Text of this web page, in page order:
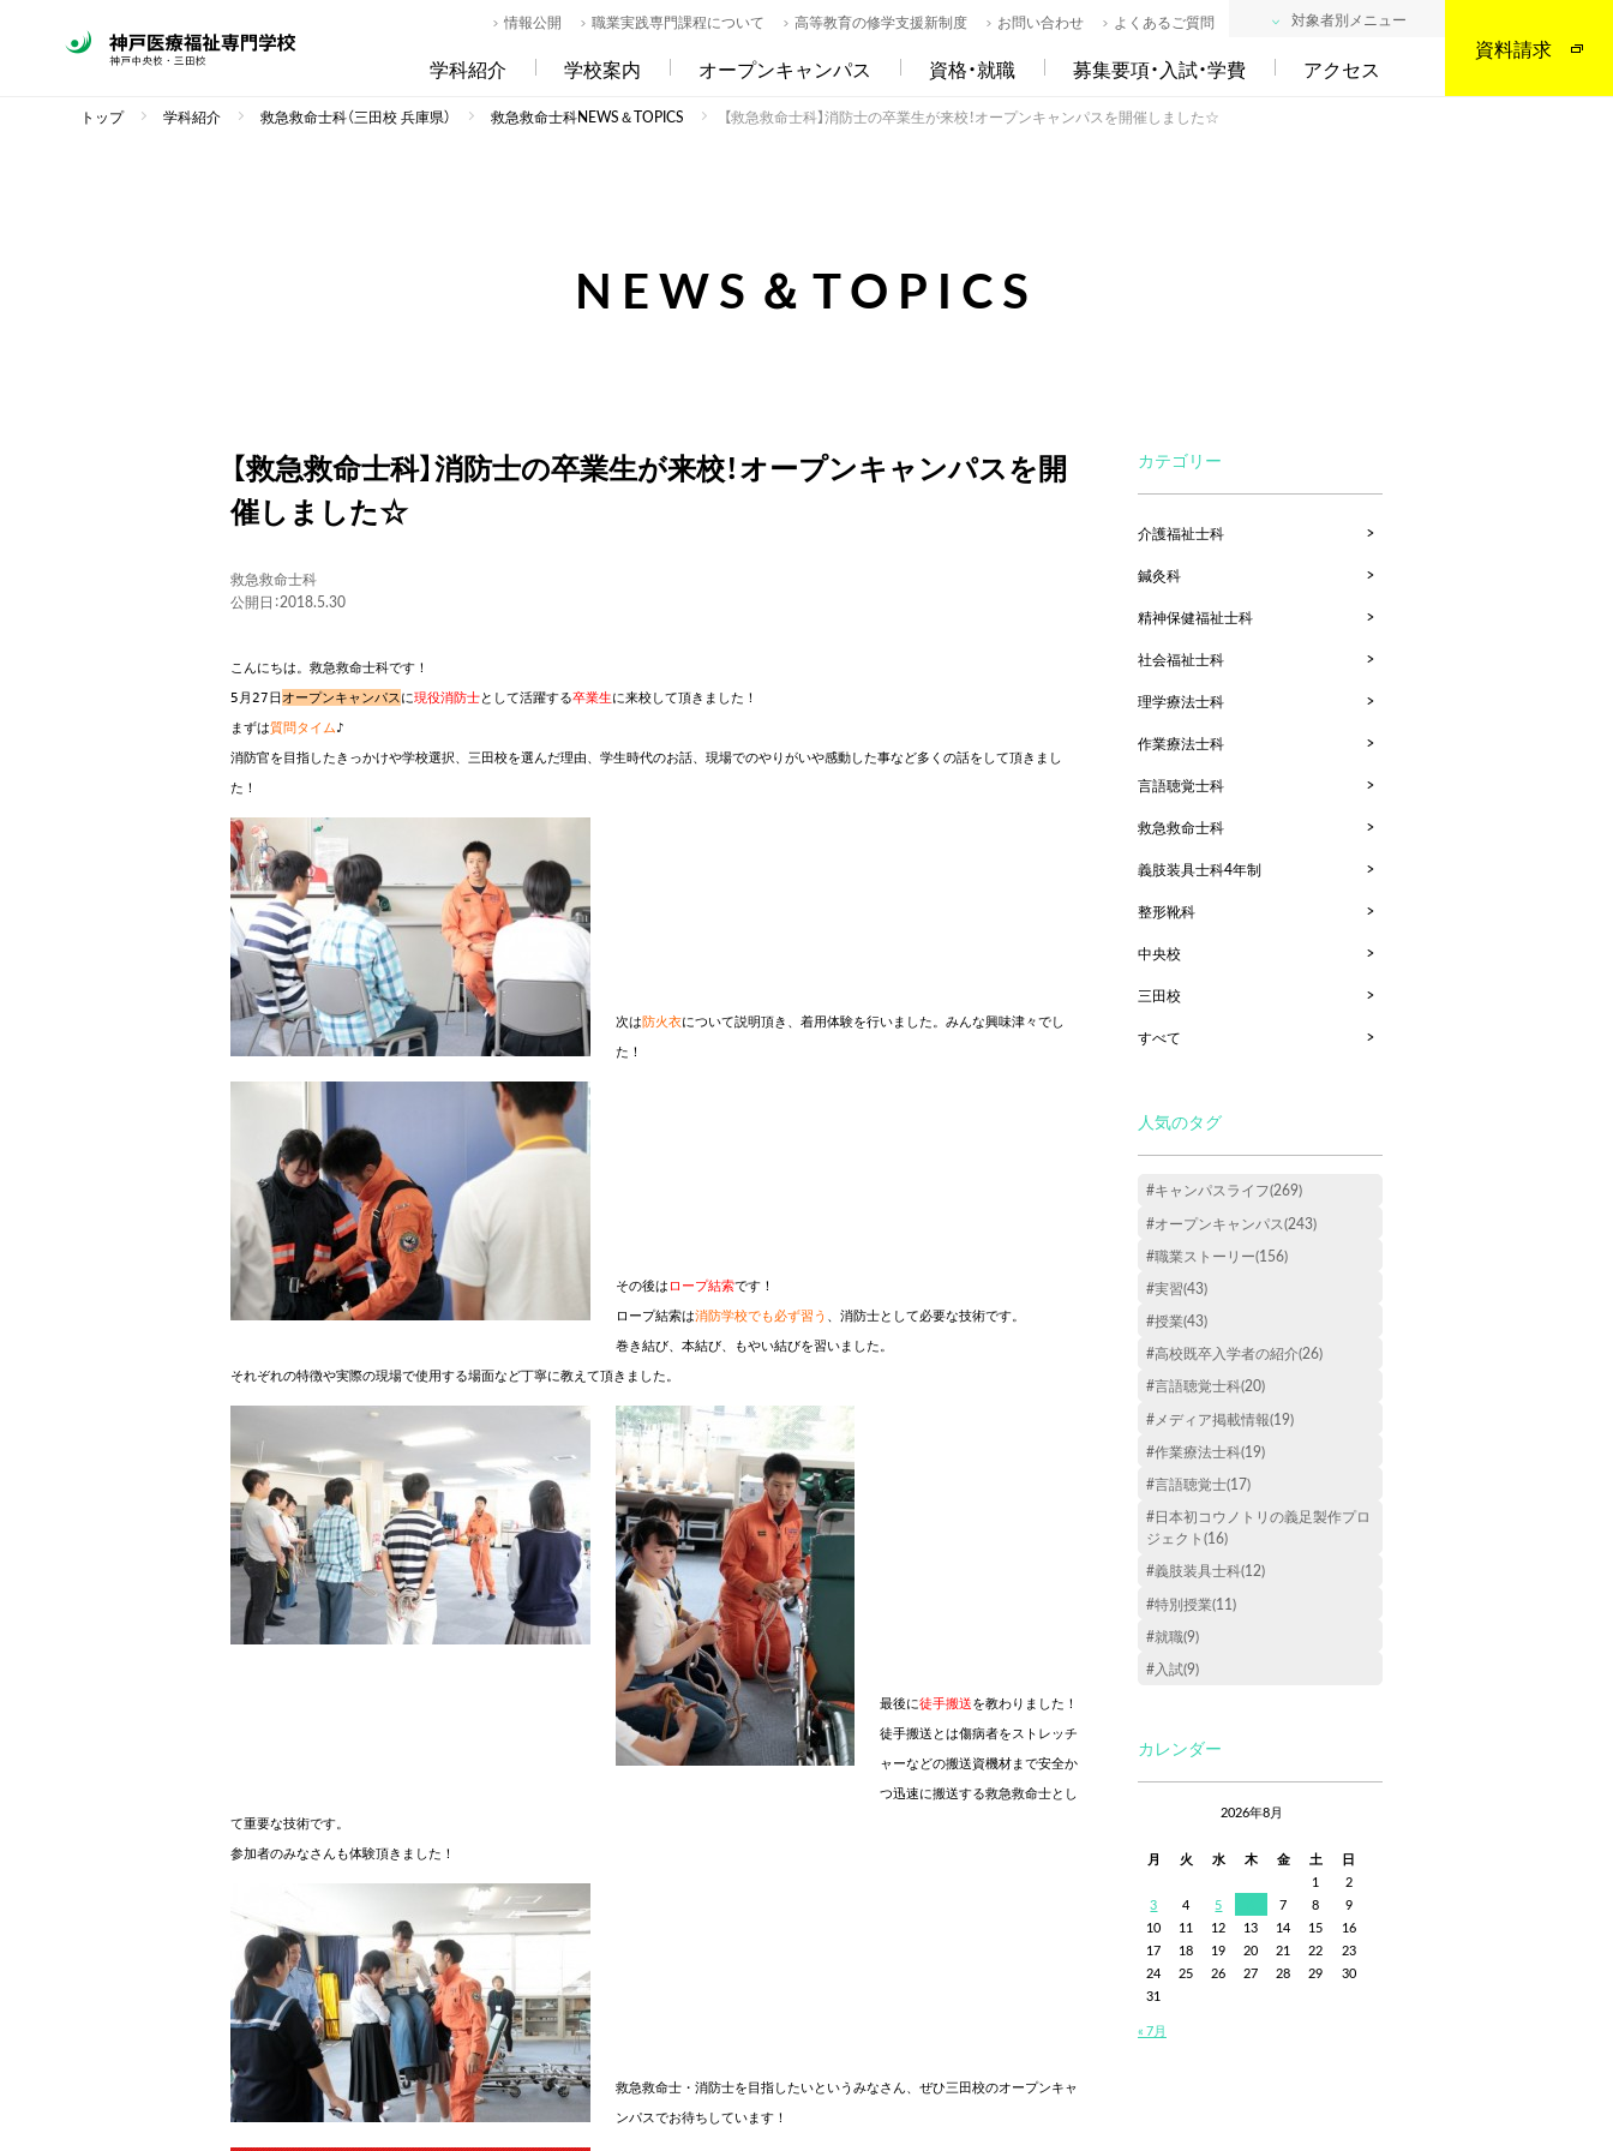
資料請求
学科紹介 学校案内 オープンキャンパス 資格・就職 募集要項・入試・学費 アクセス
情報公開 職業実践専門課程について 高等教育の修学支援新制度 お問い合わせ よくあるご質問 対象者別メニュー
トップ 学科紹介 救急救命士科（三田校 兵庫県） 救急救命士科NEWS＆TOPICS 【救急救命士科】消防士の卒業生が来校！オープンキャンパスを開催しました☆
NEWS＆TOPICS
【救急救命士科】消防士の卒業生が来校！オープンキャンパスを開
催しました☆
救急救命士科
公開日：2018.5.30
こんにちは。救急救命士科です！
5 月27日 オープンキャンパス に現役消防士として活躍する卒業生に来校して頂きました！
まずは質問タイム♪
消防官を目指したきっかけや学校選択、三田校を選んだ理由、学生時代のお話、現場でのやりがいや感動した事など多くの話をして頂きまし
た！
次は防火衣について説明頂き、着用体験を行いました。みんな興味津々でし
た！
その後は ロープ結索です！
ロープ結索は消防学校でも必ず習う
、消防士として必要な技術です。
巻き結び、本結び、もやい結びを習いました。
それぞれの特徴や実際の現場で使用する場面など丁寧に教えて頂きました。
最後に徒手搬送を教わりました！
徒手搬送とは傷病者をストレッチ
ャーなどの搬送資機材まで安全か
つ迅速に搬送する救急救命士とし
て重要な技術です。
参加者のみなさんも体験頂きました！
救急救命士・消防士を目指したいというみなさん、ぜひ三田校のオープンキャ
ンパスでお待ちしています！
カテゴリー
介護福祉士科
鍼灸科
精神保健福祉士科
社会福祉士科
理学療法士科
作業療法士科
言語聴覚士科
救急救命士科
義肢装具士科4年制
整形靴科
中央校
三田校
すべて
人気のタグ
#キャンパスライフ(269)
#オープンキャンパス(243)
#職業ストーリー(156)
#実習(43)
#授業(43)
#高校既卒入学者の紹介(26)
#言語聴覚士科(20)
#メディア掲載情報(19)
#作業療法士科(19)
#言語聴覚士(17)
#日本初コウノトリの義足製作プロ
ジェクト(16)
#義肢装具士科(12)
#特別授業(11)
#就職(9)
#入試(9)
カレンダー
2026年8月
月 火 水 木 金 土
日
1
2
3
4 5 7 8
9
10
11 12 13 14 15
16
17
18 19 20 21 22
23
24
25 26 27 28 29
30
31
« 7月